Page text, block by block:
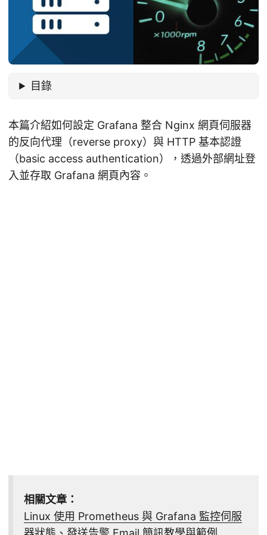
目錄
本篇介紹如何設定 Grafana 整合 Nginx 網頁伺服器
的反向代理（reverse proxy）與 HTTP 基本認證
（basic access authentication），透過外部網址登
入並存取 Grafana 網頁內容。
相關文章：
Linux 使用 Prometheus 與 Grafana 監控伺服